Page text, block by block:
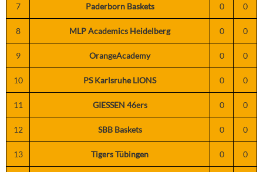
7 Paderborn Baskets 0 0
8 MLP Academics Heidelberg 0 0
9 OrangeAcademy 0 0
10 PS Karlsruhe LIONS 0 0
11 GIESSEN 46ers 0 0
12 SBB Baskets 0 0
13 Tigers Tübingen 0 0